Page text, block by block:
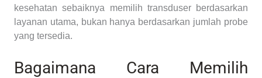
kesehatan sebaiknya memilih transduser berdasarkan
layanan utama, bukan hanya berdasarkan jumlah probe
yang tersedia.
Bagaimana Cara Memilih